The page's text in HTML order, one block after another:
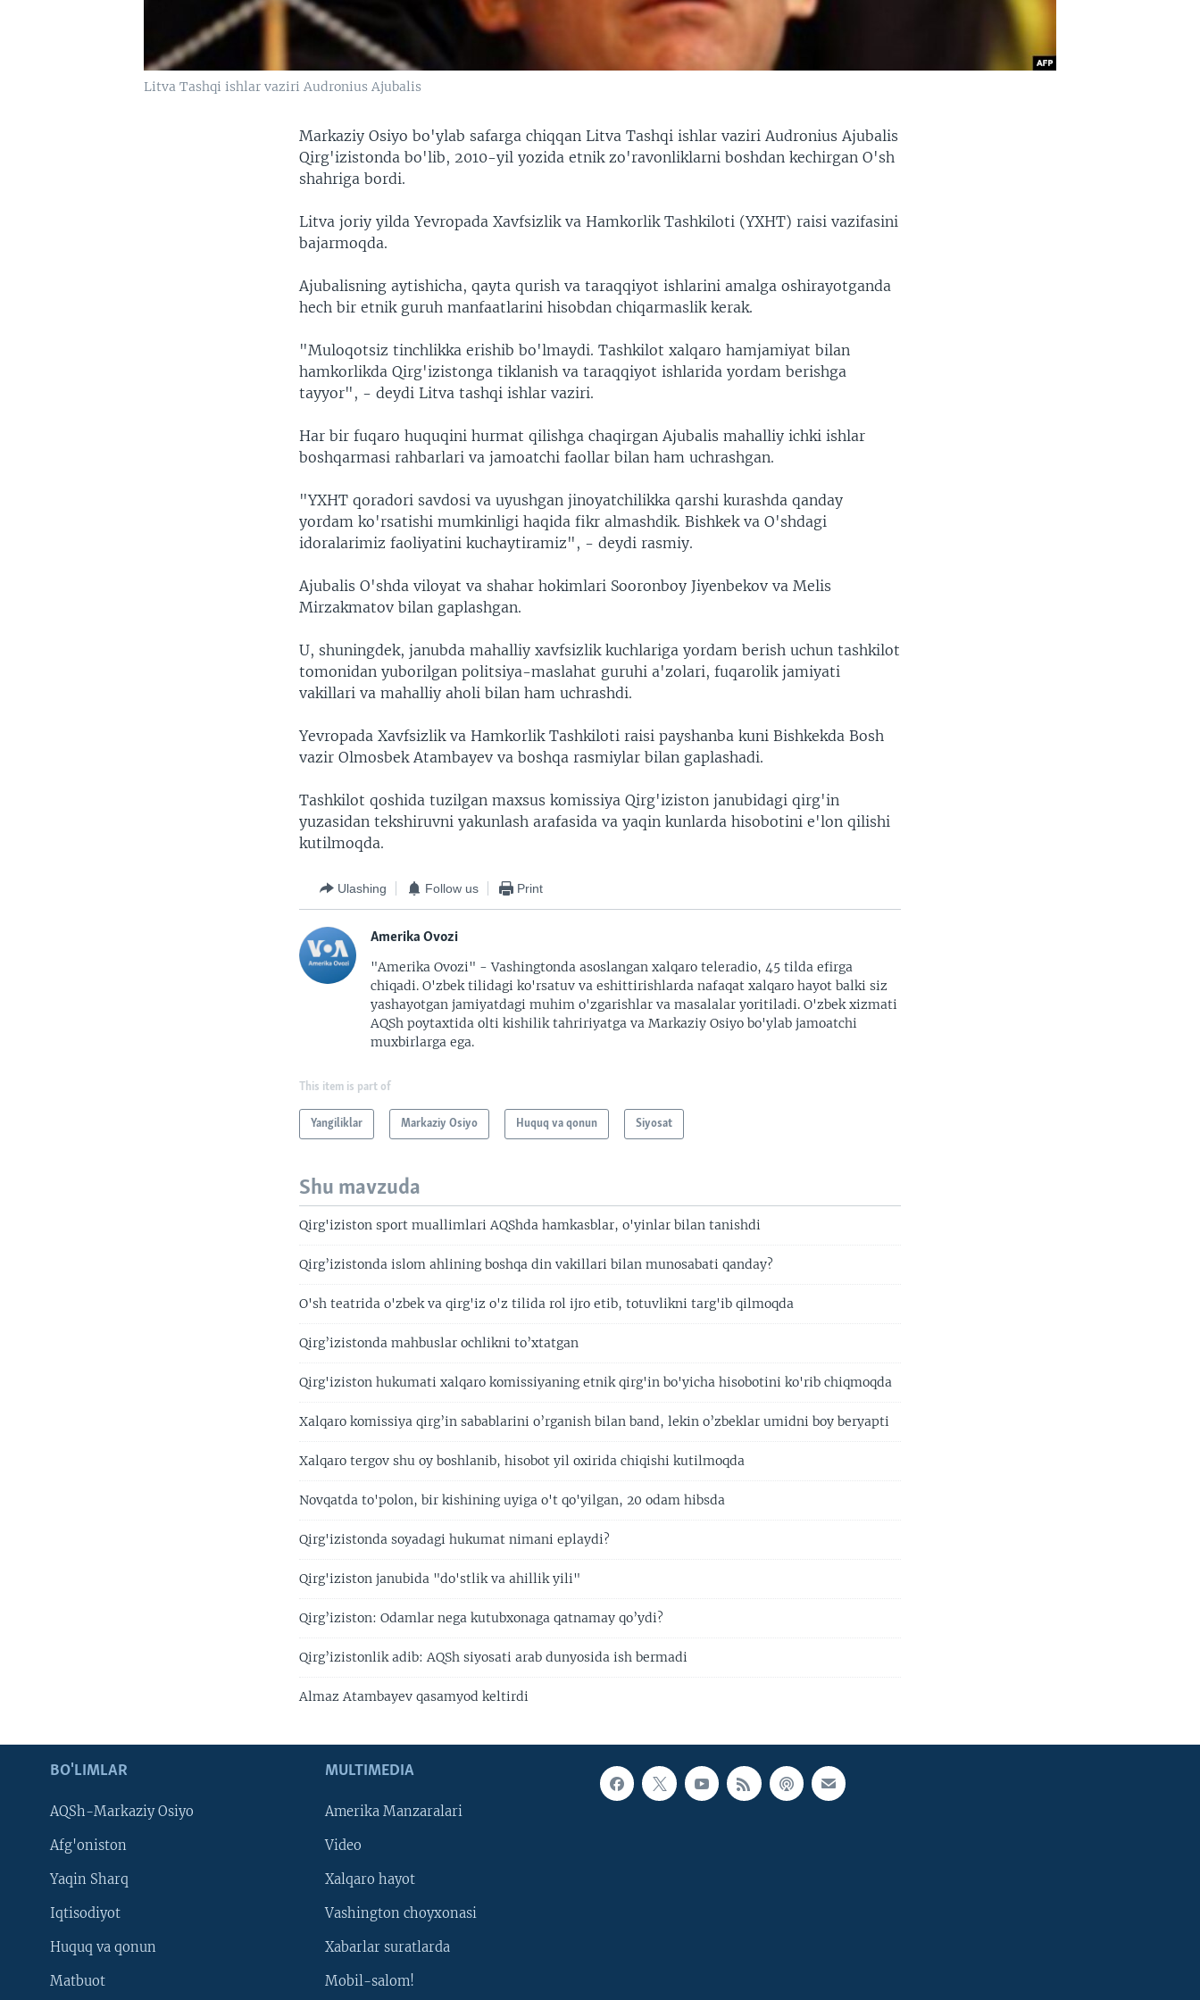
Litva Tashqi ishlar vaziri Audronius Ajubalis
Markaziy Osiyo bo'ylab safarga chiqqan Litva Tashqi ishlar vaziri Audronius Ajubalis
Qirg'izistonda bo'lib, 2010-yil yozida etnik zo'ravonliklarni boshdan kechirgan O'sh
shahriga bordi.
Litva joriy yilda Yevropada Xavfsizlik va Hamkorlik Tashkiloti (YXHT) raisi vazifasini
bajarmoqda.
Ajubalisning aytishicha, qayta qurish va taraqqiyot ishlarini amalga oshirayotganda
hech bir etnik guruh manfaatlarini hisobdan chiqarmaslik kerak.
"Muloqotsiz tinchlikka erishib bo'lmaydi. Tashkilot xalqaro hamjamiyat bilan
hamkorlikda Qirg'izistonga tiklanish va taraqqiyot ishlarida yordam berishga
tayyor", - deydi Litva tashqi ishlar vaziri.
Har bir fuqaro huquqini hurmat qilishga chaqirgan Ajubalis mahalliy ichki ishlar
boshqarmasi rahbarlari va jamoatchi faollar bilan ham uchrashgan.
"YXHT qoradori savdosi va uyushgan jinoyatchilikka qarshi kurashda qanday
yordam ko'rsatishi mumkinligi haqida fikr almashdik. Bishkek va O'shdagi
idoralarimiz faoliyatini kuchaytiramiz", - deydi rasmiy.
Ajubalis O'shda viloyat va shahar hokimlari Sooronboy Jiyenbekov va Melis
Mirzakmatov bilan gaplashgan.
U, shuningdek, janubda mahalliy xavfsizlik kuchlariga yordam berish uchun tashkilot
tomonidan yuborilgan politsiya-maslahat guruhi a'zolari, fuqarolik jamiyati
vakillari va mahalliy aholi bilan ham uchrashdi.
Yevropada Xavfsizlik va Hamkorlik Tashkiloti raisi payshanba kuni Bishkekda Bosh
vazir Olmosbek Atambayev va boshqa rasmiylar bilan gaplashadi.
Tashkilot qoshida tuzilgan maxsus komissiya Qirg'iziston janubidagi qirg'in
yuzasidan tekshiruvni yakunlash arafasida va yaqin kunlarda hisobotini e'lon qilishi
kutilmoqda.
Ulashing Follow us Print
Amerika Ovozi
"Amerika Ovozi" - Vashingtonda asoslangan xalqaro teleradio, 45 tilda efirga
chiqadi. O'zbek tilidagi ko'rsatuv va eshittirishlarda nafaqat xalqaro hayot balki siz
yashayotgan jamiyatdagi muhim o'zgarishlar va masalalar yoritiladi. O'zbek xizmati
AQSh poytaxtida olti kishilik tahririyatga va Markaziy Osiyo bo'ylab jamoatchi
muxbirlarga ega.
This item is part of
Yangiliklar Markaziy Osiyo Huquq va qonun Siyosat
Shu mavzuda
Qirg'iziston sport muallimlari AQShda hamkasblar, o'yinlar bilan tanishdi
Qirg’izistonda islom ahlining boshqa din vakillari bilan munosabati qanday?
O'sh teatrida o'zbek va qirg'iz o'z tilida rol ijro etib, totuvlikni targ'ib qilmoqda
Qirg’izistonda mahbuslar ochlikni to’xtatgan
Qirg'iziston hukumati xalqaro komissiyaning etnik qirg'in bo'yicha hisobotini ko'rib chiqmoqda
Xalqaro komissiya qirg’in sabablarini o’rganish bilan band, lekin o’zbeklar umidni boy beryapti
Xalqaro tergov shu oy boshlanib, hisobot yil oxirida chiqishi kutilmoqda
Novqatda to'polon, bir kishining uyiga o't qo'yilgan, 20 odam hibsda
Qirg'izistonda soyadagi hukumat nimani eplaydi?
Qirg'iziston janubida "do'stlik va ahillik yili"
Qirg’iziston: Odamlar nega kutubxonaga qatnamay qo’ydi?
Qirg’izistonlik adib: AQSh siyosati arab dunyosida ish bermadi
Almaz Atambayev qasamyod keltirdi
BO'LIMLAR
AQSh-Markaziy Osiyo
Afg'oniston
Yaqin Sharq
Iqtisodiyot
Huquq va qonun
Matbuot
MULTIMEDIA
Amerika Manzaralari
Video
Xalqaro hayot
Vashington choyxonasi
Xabarlar suratlarda
Mobil-salom!